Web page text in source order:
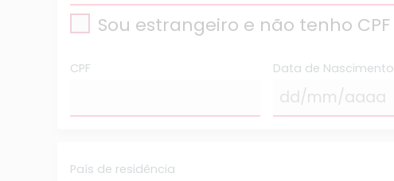
Sou estrangeiro e não tenho CPF
CPF Data de Nascimento
País de residência